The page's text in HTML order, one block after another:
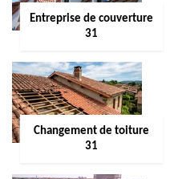
Entreprise de couverture
31
Changement de toiture
31